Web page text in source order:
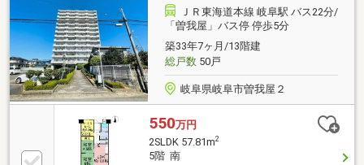
ＴＥＬ：０１２０－３５－７５４９【通話無料】ニッ
カ不動産へ！
ＪＲ東海道本線 岐阜駅 バス22分/
「曽我屋」バス停 停歩5分
築33年7ヶ月/13階建
総戸数50戸
岐阜県岐阜市曽我屋２
550万円
2SLDK 57.81m2
5階 南